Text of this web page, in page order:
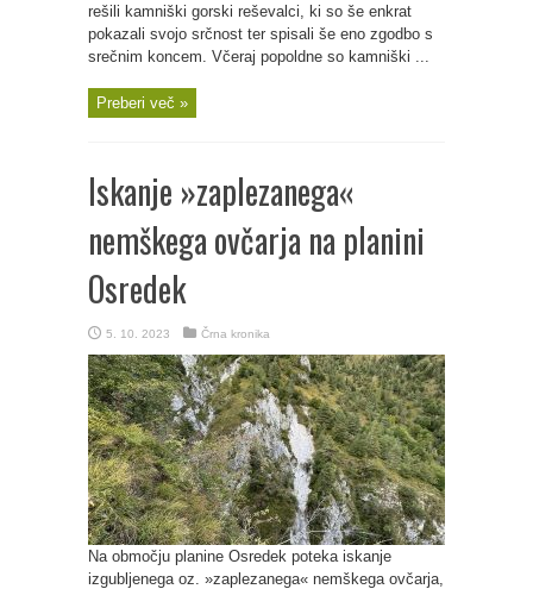
rešili kamniški gorski reševalci, ki so še enkrat
pokazali svojo srčnost ter spisali še eno zgodbo s
srečnim koncem. Včeraj popoldne so kamniški ...
Preberi več »
Iskanje »zaplezanega«
nemškega ovčarja na planini
Osredek
5. 10. 2023 Črna kronika
Na območju planine Osredek poteka iskanje
izgubljenega oz. »zaplezanega« nemškega ovčarja,